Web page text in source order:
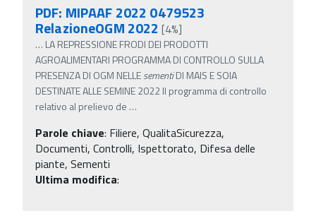
PDF: MIPAAF 2022 0479523
RelazioneOGM 2022 [4%]
… LA REPRESSIONE FRODI DEI PRODOTTI
AGROALIMENTARI PROGRAMMA DI CONTROLLO SULLA
PRESENZA DI OGM NELLEsementiDI MAIS E SOIA
DESTINATE ALLE SEMINE 2022 Il programma di controllo
relativo al prelievo de …
Parole chiave: Filiere, QualitaSicurezza,
Documenti, Controlli, Ispettorato, Difesa delle
piante, Sementi
Ultima modifica: